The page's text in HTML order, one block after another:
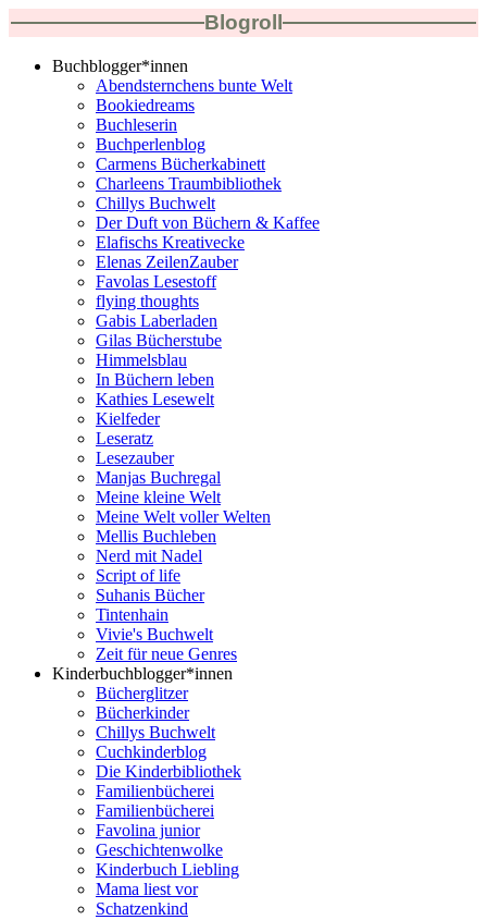
Blogroll
Buchblogger*innen
Abendsternchens bunte Welt
Bookiedreams
Buchleserin
Buchperlenblog
Carmens Bücherkabinett
Charleens Traumbibliothek
Chillys Buchwelt
Der Duft von Büchern & Kaffee
Elafischs Kreativecke
Elenas ZeilenZauber
Favolas Lesestoff
flying thoughts
Gabis Laberladen
Gilas Bücherstube
Himmelsblau
In Büchern leben
Kathies Lesewelt
Kielfeder
Leseratz
Lesezauber
Manjas Buchregal
Meine kleine Welt
Meine Welt voller Welten
Mellis Buchleben
Nerd mit Nadel
Script of life
Suhanis Bücher
Tintenhain
Vivie's Buchwelt
Zeit für neue Genres
Kinderbuchblogger*innen
Bücherglitzer
Bücherkinder
Chillys Buchwelt
Cuchkinderblog
Die Kinderbibliothek
Familienbücherei
Familienbücherei
Favolina junior
Geschichtenwolke
Kinderbuch Liebling
Mama liest vor
Schatzenkind